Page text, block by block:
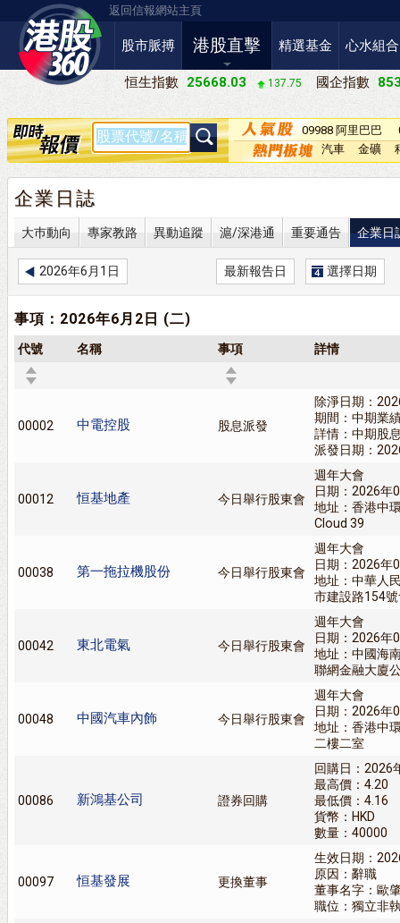
返回信報網站主頁
股市脈搏 港股直擊 精選基金 心水組合
恒生指數 25668.03 137.75 國企指數
09988 阿里巴巴
－Ｗ汽車
金礦
企業日誌
大巿動向 專家教路 異動追蹤 滬/深港通 重要通告 企業日
2026年6月1日 最新報告日 選擇日期
事項：2026年6月2日 (二)
代號 名稱 事項 詳情
00002 中電控股 股息派發
除淨日期：
期間：中期業
詳情：中期股
派發日期：
00012 恒基地產 今日舉行股東會
週年大會
日期：2026年
地址：香港中
Cloud 39
00038 第一拖拉機股份 今日舉行股東會
週年大會
日期：2026年
地址：中華人
市建設路154
00042 東北電氣 今日舉行股東會
週年大會
日期：2026年
地址：中國海
聯網金融大廈
00048 中國汽車內飾 今日舉行股東會
週年大會
日期：2026年
地址：香港中
二樓二室
00086 新鴻基公司 證券回購
回購日：2026
最高價：4.20
最低價：4.16
貨幣：HKD
數量：40000
00097 恒基發展 更換董事
生效日期：
原因：辭職
董事名字：歐
職位：獨立非